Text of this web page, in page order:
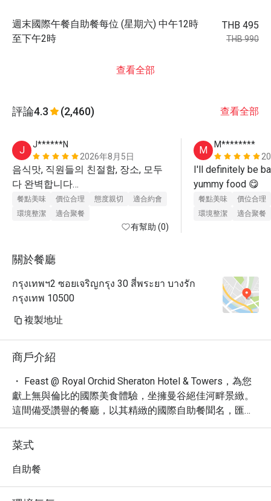
週末國際午餐自助餐每位 (星期六) 中午12時
至下午2時
THB 495
THB 990
查看全部
評論4.3 (2,460) 查看全部
J
J******N
2026年8月5日
음식맛, 직원들의 친절함, 장소, 모두
다 완벽합니다
완전히 추천할 곳이고 다시 방문하고
餐點美味 價位合理 態度親切
適合約會
環境整潔
適合聚餐
有幫助 (0)
M
M********
I'll definitely be
餐點美味
價位合理
環境整潔
適合聚餐
關於餐廳
กรุงเทพฯ2 ซอยเจริญกรุง 30 สี่พระยา บางรัก
กรุงเทพ 10500
複製地址
商戶介紹
・ Feast @ Royal Orchid Sheraton Hotel & Towers，為您
獻上無與倫比的國際美食體驗，坐擁曼谷絕佳河畔景緻。
這間備受讚譽的餐廳，以其精緻的國際自助餐聞名，匯集
了來自世界各地的頂級食材與創新料理。您可以在優雅且
充滿活力的環境中，盡情品嚐現切頂級海鮮、精選燒烤、
道地泰國風味以及誘人的甜點。
・ Feast 不僅是味蕾的饗宴，更是您規劃完美活動的理想
提供專業的規劃服務與絕佳的場地，確保您的每一次活動
菜式
自助餐